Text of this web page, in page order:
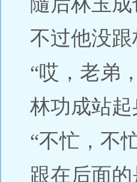
不过他没
“哎，老弟
林功成站起
“不忙，不
跟在后面